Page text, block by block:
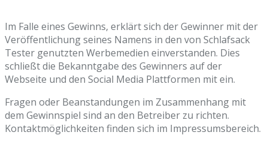
Im Falle eines Gewinns, erklärt sich der Gewinner mit der
Veröffentlichung seines Namens in den von Schlafsack
Tester genutzten Werbemedien einverstanden. Dies
schließt die Bekanntgabe des Gewinners auf der
Webseite und den Social Media Plattformen mit ein.
Fragen oder Beanstandungen im Zusammenhang mit
dem Gewinnspiel sind an den Betreiber zu richten.
Kontaktmöglichkeiten finden sich im Impressumsbereich.